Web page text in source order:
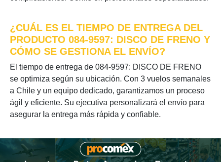
¿CUÁL ES EL TIEMPO DE ENTREGA DEL
PRODUCTO 084-9597: DISCO DE FRENO Y
CÓMO SE GESTIONA EL ENVÍO?
El tiempo de entrega de 084-9597: DISCO DE FRENO
se optimiza según su ubicación. Con 3 vuelos semanales
a Chile y un equipo dedicado, garantizamos un proceso
ágil y eficiente. Su ejecutiva personalizará el envío para
asegurar la entrega más rápida y confiable.